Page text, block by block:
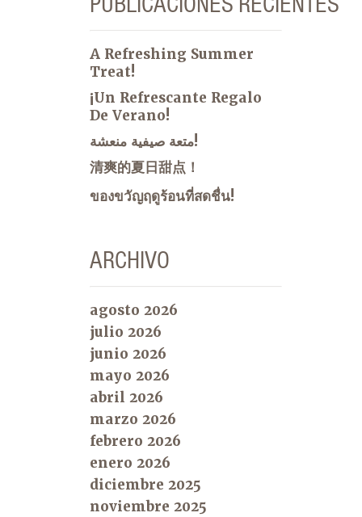
A Refreshing Summer
Treat!
¡Un Refrescante Regalo
De Verano!
متعة صيفية منعشة!
清爽的夏日甜点！
ของขวัญฤดูร้อนที่สดชื่น!
ARCHIVO
agosto 2026
julio 2026
junio 2026
mayo 2026
abril 2026
marzo 2026
febrero 2026
enero 2026
diciembre 2025
noviembre 2025